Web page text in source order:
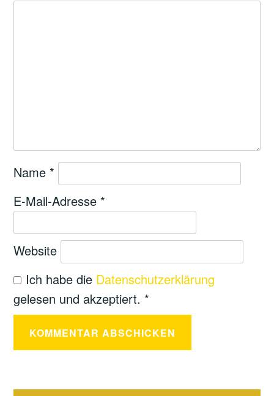
Name *
E-Mail-Adresse *
Website
Ich habe die Datenschutzerklärung
gelesen und akzeptiert. *